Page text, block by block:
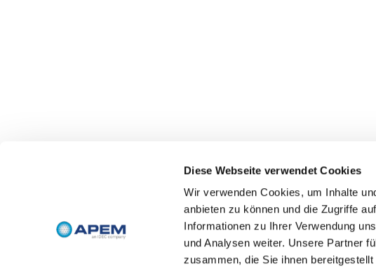
Diese Webseite verwendet Cookies
Wir verwenden Cookies, um Inhalte
anbieten zu können und die Zugriffe
Informationen zu Ihrer Verwendung
und Analysen weiter. Unsere Partner
zusammen, die Sie ihnen